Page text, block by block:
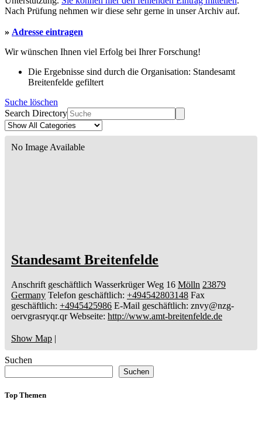
Nach Prüfung nehmen wir diese sehr gerne in unser Archiv auf.
» Adresse eintragen
Wir wünschen Ihnen viel Erfolg bei Ihrer Forschung!
Die Ergebnisse sind durch die Organisation: Standesamt
Breitenfelde gefiltert
Suche löschen
Search Directory
No Image Available
Standesamt Breitenfelde
Anschrift geschäftlich Wasserkrüger Weg 16 Mölln 23879
Germany Telefon geschäftlich: +494542803148 Fax
geschäftlich: +4945425986 E-Mail geschäftlich: znvy@nzg-
oervgrasryqr.qr Webseite: http://www.amt-breitenfelde.de
Show Map |
Suchen
Suchen
Top Themen